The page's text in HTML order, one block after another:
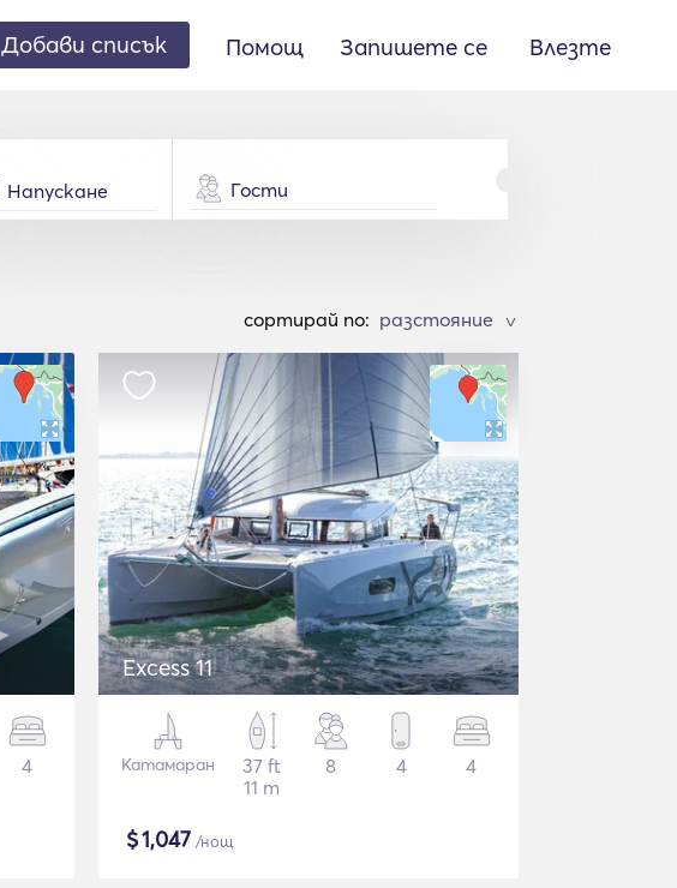
Добави списък Помощ Запишете се Влезте
Гости
cортирай по: >
4
Excess 11
Катамаран
37 ft
11 m
8 4 4
$1,047 /нощ